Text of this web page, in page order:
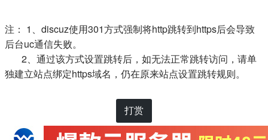
注： 1、discuz使用301方式强制将http跳转到https后会导致
后台uc通信失败。
2、通过该方式设置跳转后，如无法正常跳转访问，请单
独建立站点绑定https域名，仍在原来站点设置跳转规则。
打赏